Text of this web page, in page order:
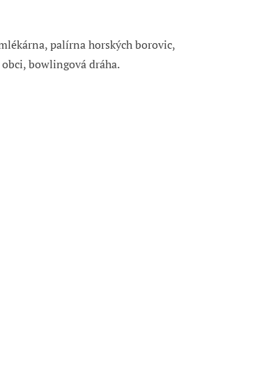
palírna horských borovic,
bowlingová dráha.